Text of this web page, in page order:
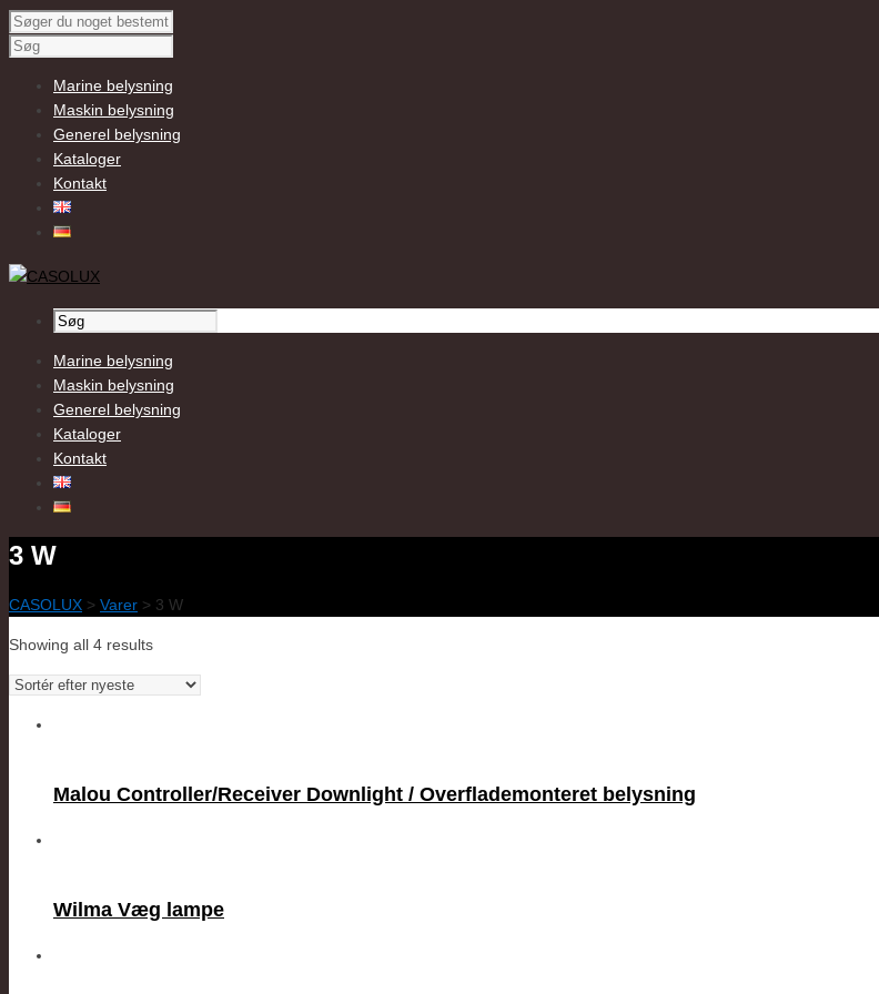
Marine belysning
Maskin belysning
Generel belysning
Kataloger
Kontakt
Marine belysning
Maskin belysning
Generel belysning
Kataloger
Kontakt
3 W
CASOLUX > Varer > 3 W
Showing all 4 results
Malou Controller/Receiver Downlight / Overflademonteret belysning
Wilma Væg lampe